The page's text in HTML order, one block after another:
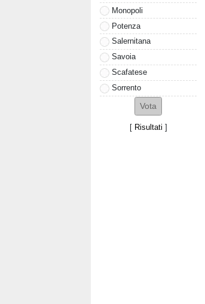
Monopoli
Potenza
Salernitana
Savoia
Scafatese
Sorrento
[ Risultati ]